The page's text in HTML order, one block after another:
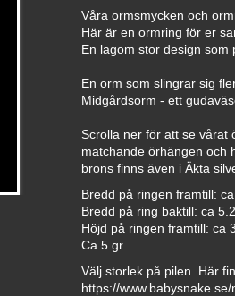
Våra ormsmycken och
Här är en ormring för er
En lagom stor design som
En orm som slingrar sig
Midgårdsorm - ett
Scrolla ner för att se vårat
matchande örhängen och
brons finns även i Äkta
Bredd på ringen framtill:
Bredd på ring baktill: ca
Höjd på ringen framtill: ca
Ca 5 gr.
Välj storlek på pilen. Här
https://